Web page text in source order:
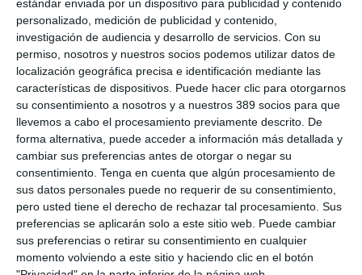
estándar enviada por un dispositivo para publicidad y contenido
personalizado, medición de publicidad y contenido,
investigación de audiencia y desarrollo de servicios. Con su
permiso, nosotros y nuestros socios podemos utilizar datos de
localización geográfica precisa e identificación mediante las
características de dispositivos. Puede hacer clic para otorgarnos
su consentimiento a nosotros y a nuestros 389 socios para que
llevemos a cabo el procesamiento previamente descrito. De
forma alternativa, puede acceder a información más detallada y
cambiar sus preferencias antes de otorgar o negar su
consentimiento. Tenga en cuenta que algún procesamiento de
sus datos personales puede no requerir de su consentimiento,
pero usted tiene el derecho de rechazar tal procesamiento. Sus
preferencias se aplicarán solo a este sitio web. Puede cambiar
sus preferencias o retirar su consentimiento en cualquier
momento volviendo a este sitio y haciendo clic en el botón
Por su parte, Juan Ignacio Solano Pascual,
director territorial
del Canal Corredor de MGS, destacó que la renovación de este
acuerdo representa unaoportunidad clavepara seguir
fortaleciendo la relación con la mediación profesional, que es
un pilar fundamental del modelo de negocio de la aseguradora:
"Colaborar con el colegio nos permite avanzar juntos en el
desarrollo del sector, apostando por la formación, la cercanía y
el crecimiento sostenido. Estamos convencidos de que este
compromiso mutuo genera y seguirá generando valor para
todos."
Si quiere recibir diariamente y GRATIS noticias como esta,
pinche aquí.